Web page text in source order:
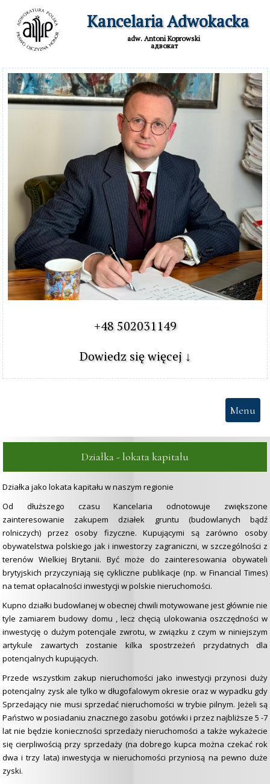
  Kancelaria Adwokacka
adw. Antoni Koprowski
адвокат
+48 502031149
Dowiedz się więcej ↓
Menu
Działka - lokata kapitału
Działka jako lokata kapitału w naszym regionie
Od dłuższego czasu Kancelaria odnotowuje zwiększone
zainteresowanie zakupem działek gruntu (budowlanych bądź
rolniczych) przez osoby fizyczne. Kupującymi są zarówno osoby
obywatelstwa polskiego jak i inwestorzy zagraniczni, w szczególności z
terenów Wielkiej Brytanii. Być może do zainteresowania obywateli
brytyjskich przyczyniają się cykliczne publikacje (np. w Financial Times)
na temat opłacalności inwestycji w polskie nieruchomości.
Kupno działki budowlanej w obecnej chwili motywowane jest głównie nie
tyle zamiarem budowy domu , lecz chęcią ulokowania oszczędności w
inwestycję o dużym potencjale zwrotu, w związku z czym w niniejszym
artykule zawartych zostanie kilka spostrzeżeń przydatnych dla
potencjalnych kupujących.
Przede wszystkim zakup nieruchomości jako inwestycji przynosi duży
potencjalny zysk ale tylko w długofalowym okresie oraz w wypadku gdy
Sprzedający nie musi sprzedać nieruchomości w trybie pilnym. Jeżeli są
Państwo w posiadaniu znacznego zasobu gotówki i przez najbliższe 5 -7
lat nie będzie konieczności sprzedaży nieruchomości a także wykażecie
się cierpliwością przy sprzedaży (na dobrego kupca można czekać rok
dwa i trzy lata) inwestycja w nieruchomości przyniosą na pewno duże
zyski.